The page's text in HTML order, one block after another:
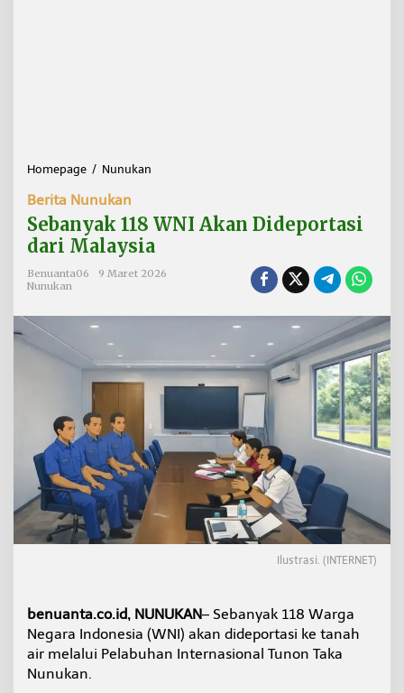
Homepage / Nunukan
a
n
y
1
N
I
a
n
D
i
e
o
s
i
d
a
Berita Nunukan
Sebanyak 118 WNI Akan Dideportasi
dari Malaysia
Benuanta06
9 Maret 2026
Nunukan
Ilustrasi. (INTERNET)
benuanta.co.id, NUNUKAN– Sebanyak 118 Warga
Negara Indonesia (WNI) akan dideportasi ke tanah
air melalui Pelabuhan Internasional Tunon Taka
Nunukan.